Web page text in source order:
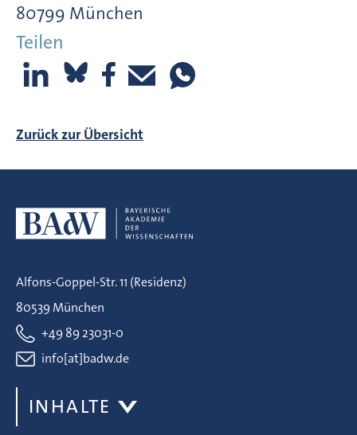
80799 München
Teilen
Zurück zur Übersicht
Alfons-Goppel-Str. 11 (Residenz)
80539 München
+49 89 23031-0
info[at]badw.de
INHALTE